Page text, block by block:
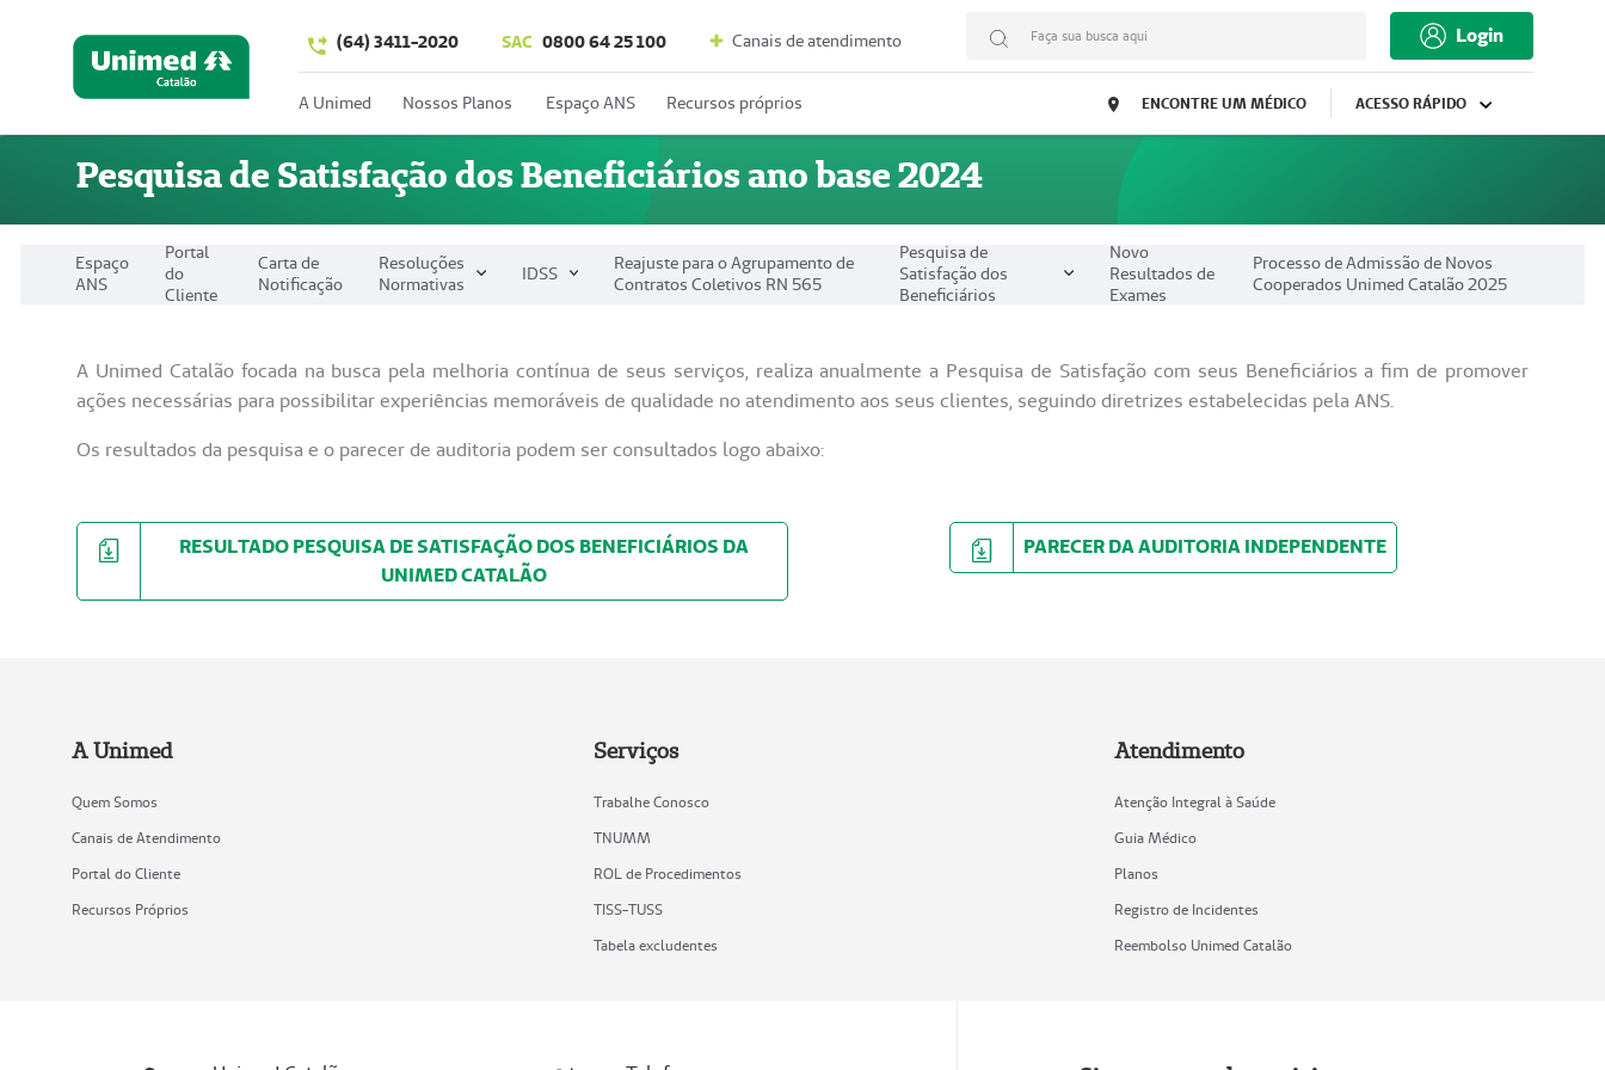
(64) 3411-2020 SAC 0800 64 25 100 Canais de atendimento Faça sua busca aqui Login
A Unimed Nossos Planos Espaço ANS Recursos próprios ENCONTRE UM MÉDICO ACESSO RÁPIDO
Pesquisa de Satisfação dos Beneficiários ano base 2024
Espaço
ANS
Portal
do
Cliente
Carta de
Notificação
Resoluções
Normativas
IDSS
Reajuste para o Agrupamento de
Contratos Coletivos RN 565
Pesquisa de
Satisfação dos
Beneficiários
Novo
Resultados de
Exames
Processo de Admissão de Novos
Cooperados Unimed Catalão 2025
A Unimed Catalão focada na busca pela melhoria contínua de seus serviços, realiza anualmente a Pesquisa de Satisfação com seus Beneficiários a fim de promover
ações necessárias para possibilitar experiências memoráveis de qualidade no atendimento aos seus clientes, seguindo diretrizes estabelecidas pela ANS.
Os resultados da pesquisa e o parecer de auditoria podem ser consultados logo abaixo:
RESULTADO PESQUISA DE SATISFAÇÃO DOS BENEFICIÁRIOS DA
UNIMED CATALÃO
PARECER DA AUDITORIA INDEPENDENTE
A Unimed
Quem Somos
Canais de Atendimento
Portal do Cliente
Recursos Próprios
Serviços
Trabalhe Conosco
TNUMM
ROL de Procedimentos
TISS-TUSS
Tabela excludentes
Atendimento
Atenção Integral à Saúde
Guia Médico
Planos
Registro de Incidentes
Reembolso Unimed Catalão